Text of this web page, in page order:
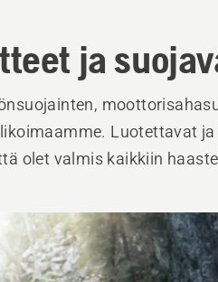
ja
Luotettavat
olet valmis kaikkiin